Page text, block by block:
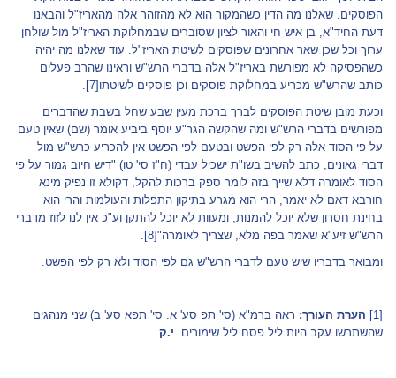
הפוסקים. שאלנו מה הדין כשהמקור הוא לא מהזוהר אלה מהאריז"ל והבאנו
דעת החיד"א, בן איש חי והאור לציון שסוברים שבמחלוקת האריז"ל מול שולחן
ערוך וכל שכן שאר אחרונים שפוסקים לשיטת האריז"ל. עוד שאלנו מה יהיה
כשהפסיקה לא מפורשת באריז"ל אלה בדברי הרש"ש וראינו שהרב פעלים
כותב שהרש"ש מכריע במחלוקת פוסקים וכן פוסקים לשיטתו [7]
.
וכעת מובן שיטת הפוסקים לברך ברכת מעין שבע שחל בשבת שהדברים
מפורשים בדברי הרש"ש ומה שהקשה הגר"ע יוסף ביביע אומר (שם) שאין טעם
על פי הסוד אלה רק לפי הפשט ובטעם לפי הפשט אין להכריע כרש"ש מול
דברי גאונים, כתב להשיב בשו"ת ישכיל עבדי (ח"ז סי' טו) "דיש חיוב גמור על פי
הסוד לאומרה דלא שייך בזה לומר ספק ברכות להקל, דקולא זו נפיק מינא
חורבא דאם לא יאמר, הרי הוא מגרע בתיקון התפלות והעולמות והרי הוא
בחינת חסרון שלא יוכל להמנות, ומעוות לא יוכל להתקן וע"כ אין לנו לזוז מדברי
הרש"ש זיע"א שאמר בפה מלא, שצריך לאומרה"[8]
.
ומבואר בדבריו שיש טעם לדברי הרש"ש גם לפי הסוד ולא רק לפי הפשט.
[1] הערת העורך: ראה ברמ"א (סי' תפ סע' א. סי' תפא סע' ב) שני מנהגים
שהשתרשו עקב היות ליל פסח ליל שימורים. י.ק